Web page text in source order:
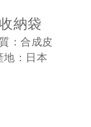
收納袋
：合成皮
地：日本